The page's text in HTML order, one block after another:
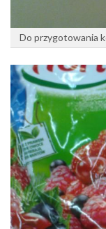
Do przygotowania